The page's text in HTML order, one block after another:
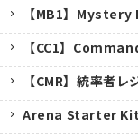
【MB1】
【CC1】
【CMR】統率者レ
Arena Starter Kit